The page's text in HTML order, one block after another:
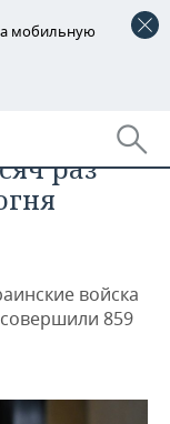
мобильную
раз
войска
859